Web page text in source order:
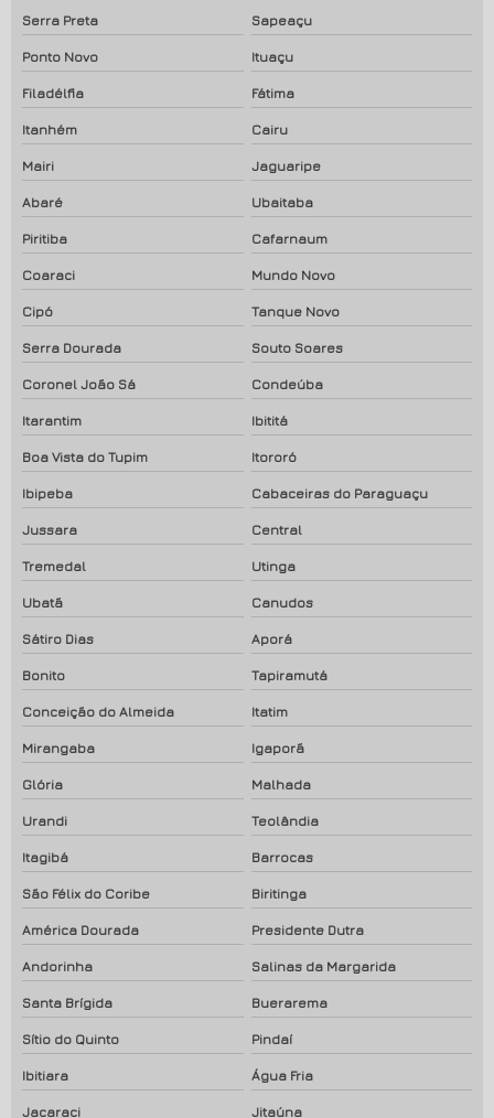
Serra Preta Sapeaçu
Ponto Novo Ituaçu
Filadélfia Fátima
Itanhém Cairu
Mairi Jaguaripe
Abaré Ubaitaba
Piritiba Cafarnaum
Coaraci Mundo Novo
Cipó Tanque Novo
Serra Dourada Souto Soares
Coronel João Sá Condeúba
Itarantim Ibititá
Boa Vista do Tupim Itororó
Ibipeba Cabaceiras do Paraguaçu
Jussara Central
Tremedal Utinga
Ubatã Canudos
Sátiro Dias Aporá
Bonito Tapiramutá
Conceição do Almeida Itatim
Mirangaba Igaporã
Glória Malhada
Urandi Teolândia
Itagibá Barrocas
São Félix do Coribe Biritinga
América Dourada Presidente Dutra
Andorinha Salinas da Margarida
Santa Brígida Buerarema
Sítio do Quinto Pindaí
Ibitiara Água Fria
Jacaraci Jitaúna